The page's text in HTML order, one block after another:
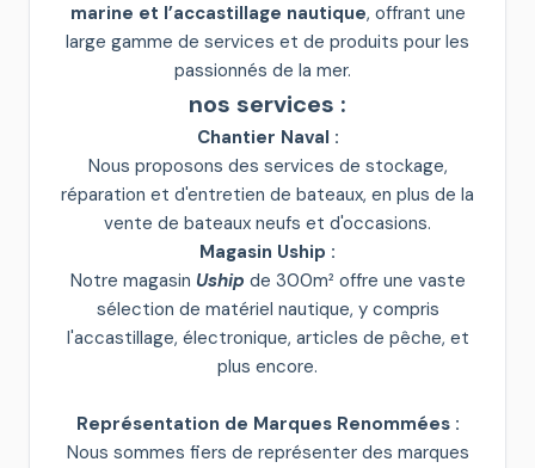
marine et l’accastillage nautique, offrant une
large gamme de services et de produits pour les
passionnés de la mer.
nos services :
Chantier Naval :
Nous proposons des services de stockage,
réparation et d'entretien de bateaux, en plus de la
vente de bateaux neufs et d'occasions.
Magasin Uship :
Notre magasin Uship de 300m² offre une vaste
sélection de matériel nautique, y compris
l'accastillage, électronique, articles de pêche, et
plus encore.
Représentation de Marques Renommées :
Nous sommes fiers de représenter des marques